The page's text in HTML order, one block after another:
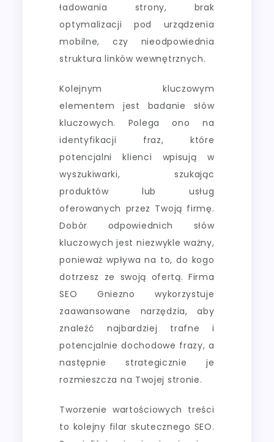
ładowania strony, brak
optymalizacji pod urządzenia
mobilne, czy nieodpowiednia
struktura linków wewnętrznych.
Kolejnym kluczowym
elementem jest badanie słów
kluczowych. Polega ono na
identyfikacji fraz, które
potencjalni klienci wpisują w
wyszukiwarki, szukając
produktów lub usług
oferowanych przez Twoją firmę.
Dobór odpowiednich słów
kluczowych jest niezwykle ważny,
ponieważ wpływa na to, do kogo
dotrzesz ze swoją ofertą. Firma
SEO Gniezno wykorzystuje
zaawansowane narzędzia, aby
znaleźć najbardziej trafne i
potencjalnie dochodowe frazy, a
następnie strategicznie je
rozmieszcza na Twojej stronie.
Tworzenie wartościowych treści
to kolejny filar skutecznego SEO.